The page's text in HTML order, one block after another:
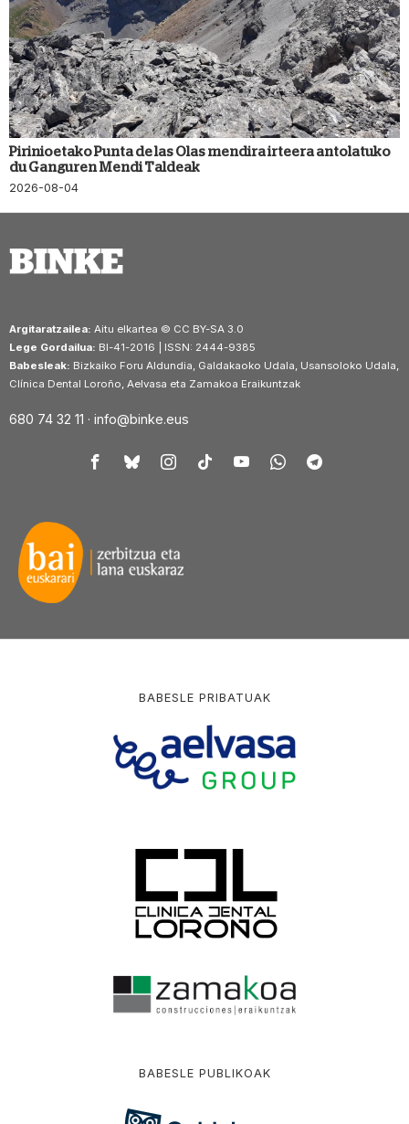
Pirinioetako Punta de las Olas mendira irteera antolatuko
du Ganguren Mendi Taldeak
2026-08-04
Argitaratzailea: Aitu elkartea © CC BY-SA 3.0
Lege Gordailua: BI-41-2016 | ISSN: 2444-9385
Babesleak: Bizkaiko Foru Aldundia, Galdakaoko Udala, Usansoloko Udala,
Clínica Dental Loroño, Aelvasa eta Zamakoa Eraikuntzak
680 74 32 11 · info@binke.eus
BABESLE PRIBATUAK
BABESLE PUBLIKOAK